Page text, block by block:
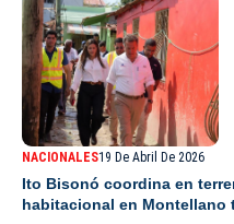
NACIONALES19 De Abril De 2026
Ito Bisonó coordina en
habitacional en Montellano